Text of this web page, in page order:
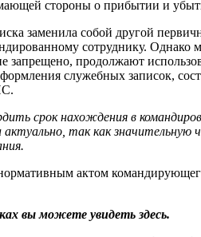
стороны о прибытии и
заменила собой другой
сотруднику. Однако
запрещено, продолжают
служебных записок,
нахождения в
так как
актом
вы можете увидеть здесь.